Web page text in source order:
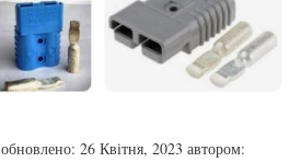
обновлено: 26 Квітня, 2023 автором: